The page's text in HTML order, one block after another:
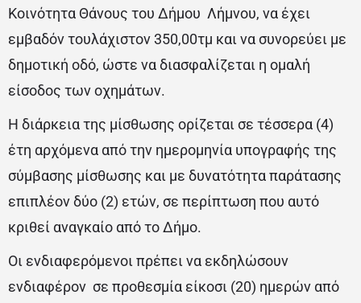
Κοινότητα Θάνους του Δήμου Λήμνου, να έχει
εμβαδόν τουλάχιστον 350,00τμ και να συνορεύει με
δημοτική οδό, ώστε να διασφαλίζεται η ομαλή
είσοδος των οχημάτων.
Η διάρκεια της μίσθωσης ορίζεται σε τέσσερα (4)
έτη αρχόμενα από την ημερομηνία υπογραφής της
σύμβασης μίσθωσης και με δυνατότητα παράτασης
επιπλέον δύο (2) ετών, σε περίπτωση που αυτό
κριθεί αναγκαίο από το Δήμο.
Οι ενδιαφερόμενοι πρέπει να εκδηλώσουν
ενδιαφέρον σε προθεσμία είκοσι (20) ημερών από